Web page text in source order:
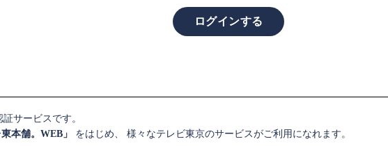
証サービスです。
東本舗。WEB」 をはじめ、 様々なテレビ東京のサービスがご利用になれます。